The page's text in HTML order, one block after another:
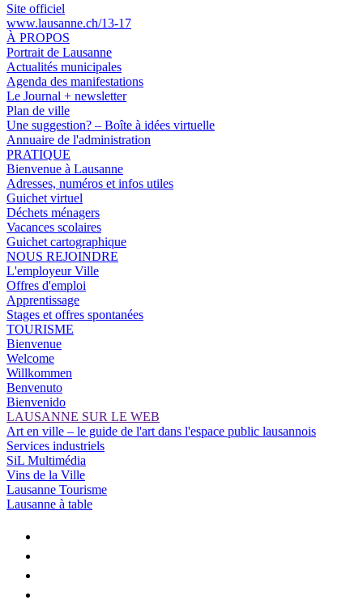
Site officiel
www.lausanne.ch/13-17
À PROPOS
Portrait de Lausanne
Actualités municipales
Agenda des manifestations
Le Journal + newsletter
Plan de ville
Une suggestion? – Boîte à idées virtuelle
Annuaire de l'administration
PRATIQUE
Bienvenue à Lausanne
Adresses, numéros et infos utiles
Guichet virtuel
Déchets ménagers
Vacances scolaires
Guichet cartographique
NOUS REJOINDRE
L'employeur Ville
Offres d'emploi
Apprentissage
Stages et offres spontanées
TOURISME
Bienvenue
Welcome
Willkommen
Benvenuto
Bienvenido
LAUSANNE SUR LE WEB
Art en ville – le guide de l'art dans l'espace public lausannois
Services industriels
SiL Multimédia
Vins de la Ville
Lausanne Tourisme
Lausanne à table